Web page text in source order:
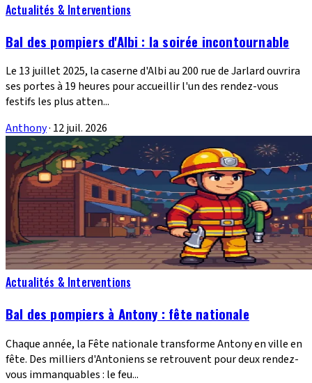
Actualités & Interventions
Bal des pompiers d'Albi : la soirée incontournable
Le 13 juillet 2025, la caserne d'Albi au 200 rue de Jarlard ouvrira
ses portes à 19 heures pour accueillir l'un des rendez-vous
festifs les plus atten...
Anthony· 12 juil. 2026
Actualités & Interventions
Bal des pompiers à Antony : fête nationale
Chaque année, la Fête nationale transforme Antony en ville en
fête. Des milliers d'Antoniens se retrouvent pour deux rendez-
vous immanquables : le feu...